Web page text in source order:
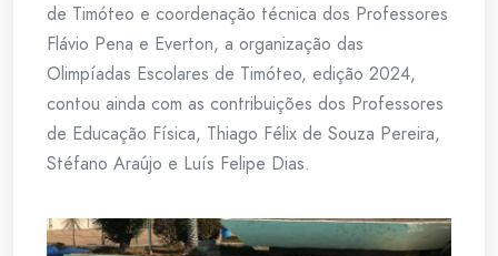
de Timóteo e coordenação técnica dos Professores
Flávio Pena e Everton, a organização das
Olimpíadas Escolares de Timóteo, edição 2024,
contou ainda com as contribuições dos Professores
de Educação Física, Thiago Félix de Souza Pereira,
Stéfano Araújo e Luís Felipe Dias.